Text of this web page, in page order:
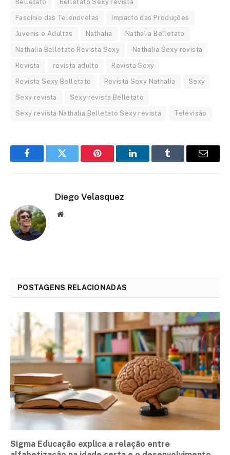
Belletato Belletato Sexy revista
Fascínio das Telenovelas Impacto das Produções
Juvenis e Adultas Nathalia Nathalia Belletato
Nathalia Belletato Revista Sexy Nathalia Sexy revista
Revista revista adulto Revista Sexy
Revista Sexy Belletato Revista Sexy Nathalia Sexy
Sexy revista Sexy revista Belletato
Sexy revista Nathalia Belletato Sexy revista Televisão
FacebookTwitter Pinterest LinkedInTumblr Email
Diego Velasquez
Website
POSTAGENS RELACIONADAS
Sigma Educação explica a relação entre